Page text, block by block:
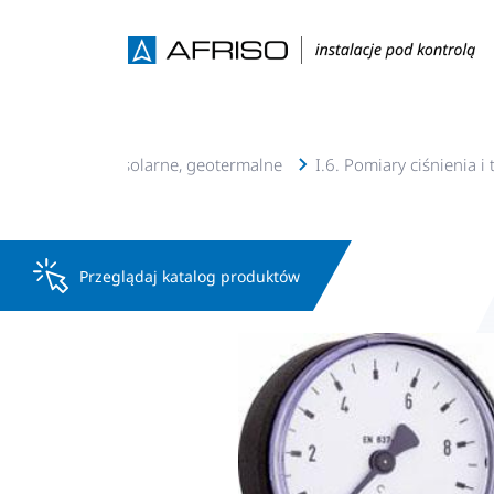
c.o., c.w.u, solarne, geotermalne I.6. Pomiary ciśnienia i
Przeglądaj katalog produktów